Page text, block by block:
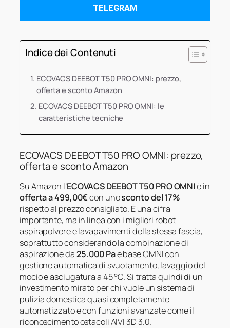
TELEGRAM
Indice dei Contenuti
ECOVACS DEEBOT T50 PRO OMNI: prezzo,
offerta e sconto Amazon
ECOVACS DEEBOT T50 PRO OMNI: le
caratteristiche tecniche
ECOVACS DEEBOT T50 PRO OMNI: prezzo,
offerta e sconto Amazon
Su Amazon l’ECOVACS DEEBOT T50 PRO OMNIè in
offerta a 499,00€con unosconto del 17%
rispetto al prezzo consigliato. È una cifra
importante, ma in linea con i migliori robot
aspirapolvere e lavapavimenti della stessa fascia,
soprattutto considerando la combinazione di
aspirazione da25.000 Pae base OMNI con
gestione automatica di svuotamento, lavaggio del
mocio e asciugatura a 45 °C. Si tratta quindi di un
investimento mirato per chi vuole un sistema di
pulizia domestica quasi completamente
automatizzato e con funzioni avanzate come il
riconoscimento ostacoli AIVI 3D 3.0.